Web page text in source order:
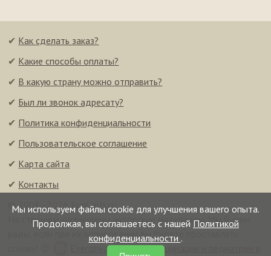
Мы используем файлы cookie для улучшения вашего опыта.
Продолжая, вы соглашаетесь с нашей Политикой
конфиденциальности .
✔ Как сделать заказ?
✔ Какие способы оплаты?
✔ В какую страну можно отправить?
✔ Был ли звонок адресату?
✔ Политика конфиденциальности
✔ Пользовательское соглашение
✔ Карта сайта
✔ Контакты
© 2008–2026 FunCalls.ru
На странице размещены авторские материалы. Мы будем
рады, если при их копировании вы будете проставлять
Everonvax — центр вакцинации и педиатрии в